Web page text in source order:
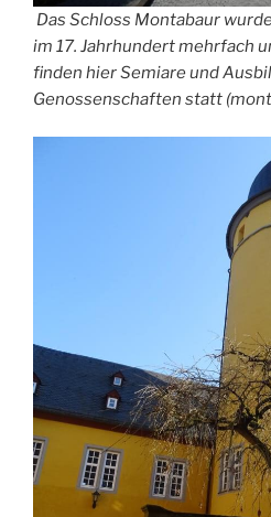
Das Schloss Montabaur
im 17. Jahrhundert mehrfach
finden hier Semiare und
Genossenschaften statt